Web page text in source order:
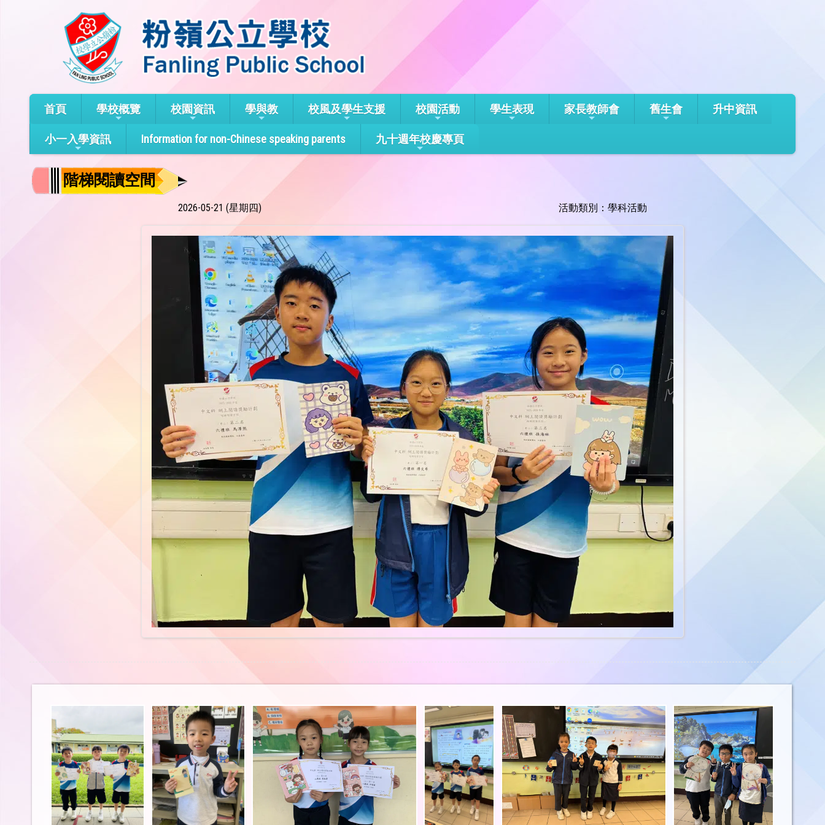
首頁 學校概覽 校園資訊 學與教 校風及學生支援 校園活動 學生表現 家長教師會 舊生會 升中資訊
小一入學資訊 Information for non-Chinese speaking parents 九十週年校慶專頁
階梯閱讀空間
2026-05-21 (星期四) 活動類別：學科活動